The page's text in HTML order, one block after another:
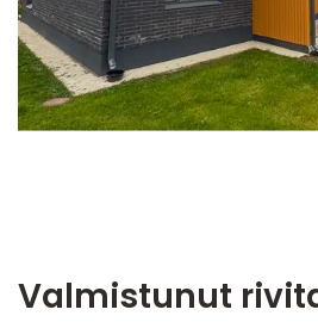
Valmistunut